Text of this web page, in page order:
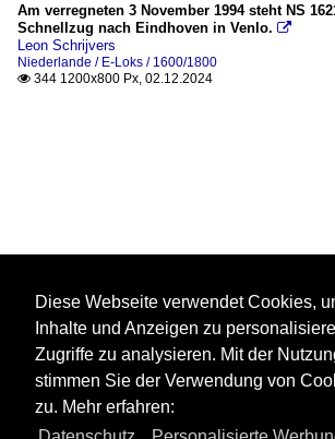
Am verregneten 3 November 1994 steht NS
Schnellzug nach Eindhoven in Venlo. 
Leon Schrijvers
Niederlande / E-Loks / 1600/1800
 344 1200x800 Px, 02.12.2024
Diese Webseite verwendet Cookies,
Inhalte und Anzeigen zu
Zugriffe zu analysieren. Mit der
stimmen Sie der Verwendung von
zu. Mehr erfahren: